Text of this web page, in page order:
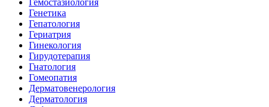
Генетика
Гепатология
Гериатрия
Гинекология
Гирудотерапия
Гнатология
Гомеопатия
Дерматовенерология
Дерматология